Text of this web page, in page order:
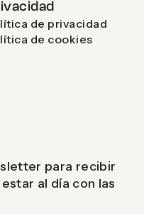
de privacidad
de cookies
para recibir
al día con las